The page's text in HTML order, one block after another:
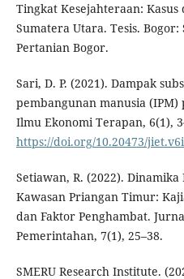
Tingkat Kesejahteraan:
Sumatera Utara. Tesis.
Pertanian Bogor.
Sari, D. P. (2021). Dampak
pembangunan manusia
Ilmu Ekonomi Terapan, 6(1),
https://doi.org/10.20473/
Setiawan, R. (2022).
Kawasan Priangan Timur:
dan Faktor Penghambat.
Pemerintahan, 7(1), 25–38.
SMERU Research Institute.